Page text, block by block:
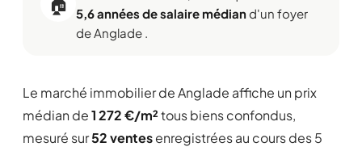
5,6 années de salaire médiand'un foyer
de Anglade .
Le marché immobilier de Anglade affiche un prix
médian de1 272 €/m²tous biens confondus,
mesuré sur52 ventesenregistrées au cours des 5